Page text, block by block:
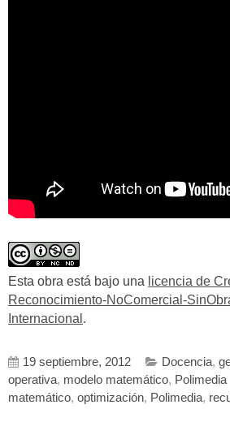
Esta obra está bajo una licencia de
Reconocimiento-NoComercial-
Internacional .
19 septiembre, 2012 Docencia,
operativa, modelo matemático, Polimedia
matemático, optimización, Polimedia,